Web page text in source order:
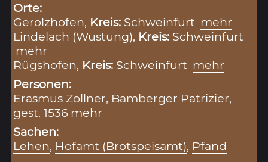
Orte:
Gerolzhofen, Kreis: Schweinfurt mehr
Lindelach (Wüstung), Kreis: Schweinfurt
mehr
Rügshofen, Kreis: Schweinfurt mehr
Personen:
Erasmus Zollner, Bamberger Patrizier,
gest. 1536 mehr
Sachen:
Lehen, Hofamt (Brotspeisamt), Pfand